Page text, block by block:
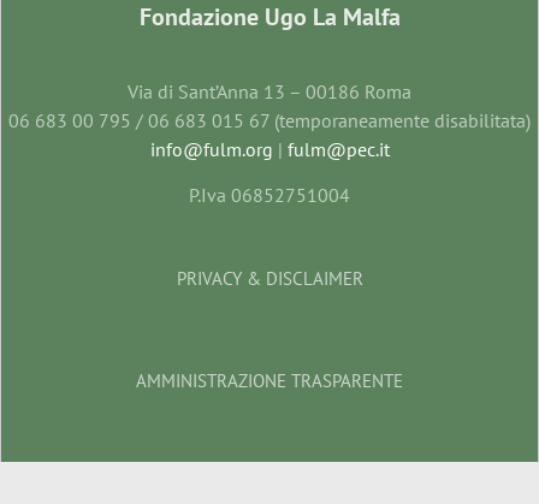
Fondazione Ugo La Malfa
Via di Sant’Anna 13 – 00186 Roma
06 683 00 795 / 06 683 015 67 (temporaneamente disabilitata)
info@fulm.org | fulm@pec.it
P.Iva 06852751004
PRIVACY & DISCLAIMER
AMMINISTRAZIONE TRASPARENTE